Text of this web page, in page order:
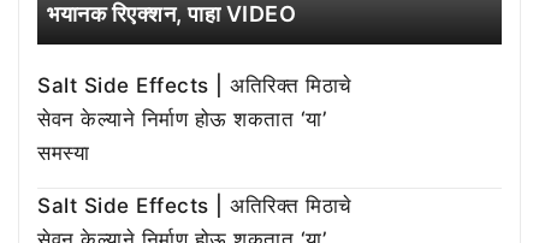
भयानक रिएक्शन, पाहा VIDEO
Salt Side Effects | अतिरिक्त मिठाचे
सेवन केल्याने निर्माण होऊ शकतात ‘या’
समस्या
Salt Side Effects | अतिरिक्त मिठाचे